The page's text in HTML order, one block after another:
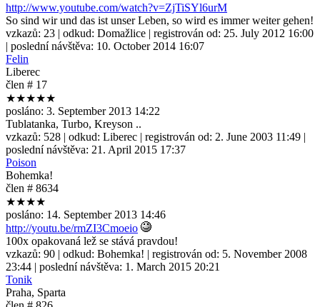
http://www.youtube.com/watch?v=ZjTiSYl6urM
So sind wir und das ist unser Leben, so wird es immer weiter gehen!
vzkazů: 23 | odkud: Domažlice | registrován od: 25. July 2012 16:00
| poslední návštěva: 10. October 2014 16:07
Felin
Liberec
člen # 17
★★★★★
posláno: 3. September 2013 14:22
Tublatanka, Turbo, Kreyson ..
vzkazů: 528 | odkud: Liberec | registrován od: 2. June 2003 11:49 |
poslední návštěva: 21. April 2015 17:37
Poison
Bohemka!
člen # 8634
★★★★
posláno: 14. September 2013 14:46
http://youtu.be/rmZI3Cmoeio
100x opakovaná lež se stává pravdou!
vzkazů: 90 | odkud: Bohemka! | registrován od: 5. November 2008
23:44 | poslední návštěva: 1. March 2015 20:21
Tonik
Praha, Sparta